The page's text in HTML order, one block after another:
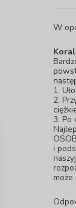
W
1.
2.
3. Po
i
może